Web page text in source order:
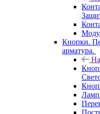
Кнопки.
арматура.